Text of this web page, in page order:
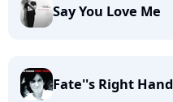
Say You Love Me
Fate''s Right Hand